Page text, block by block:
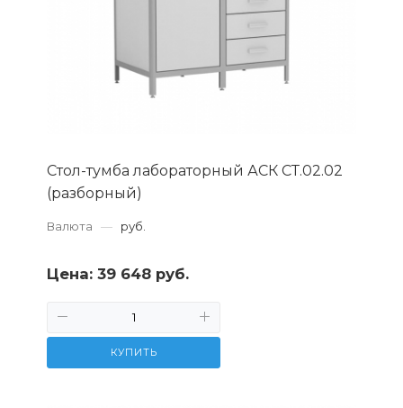
Стол-тумба лабораторный АСК СТ.02.02
(разборный)
Валюта — руб.
Цена: 39 648 руб.
КУПИТЬ